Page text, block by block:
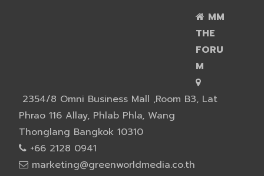
MM
THE
FORU
M
2354/8 Omni Business Mall ,Room B3, Lat
Phrao 116 Allay, Phlab Phla, Wang
Thonglang Bangkok 10310
+66 2128 0941
marketing@greenworldmedia.co.th